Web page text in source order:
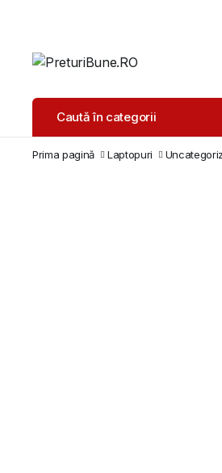
Caută în categorii
Prima pagină Laptopuri